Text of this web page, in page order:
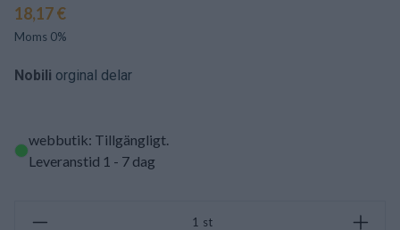
18,17 €
Moms 0%
Nobili orginal delar
webbutik: Tillgängligt.
Leveranstid 1 - 7 dag
st